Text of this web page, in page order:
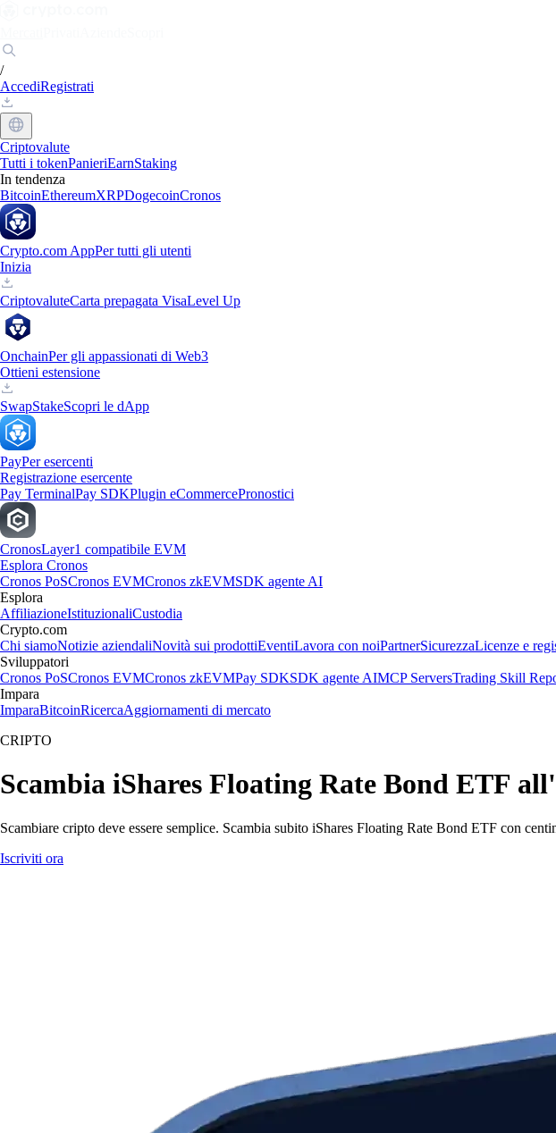
/
AccediRegistrati
Criptovalute
Tutti i tokenPanieriEarnStaking
In tendenza
BitcoinEthereumXRPDogecoinCronos
Crypto.com AppPer tutti gli utenti
Inizia
CriptovaluteCarta prepagata VisaLevel Up
OnchainPer gli appassionati di Web3
Ottieni estensione
SwapStakeScopri le dApp
PayPer esercenti
Registrazione esercente
Pay TerminalPay SDKPlugin eCommercePronostici
CronosLayer1 compatibile EVM
Esplora Cronos
Cronos PoSCronos EVMCronos zkEVMSDK agente AI
Esplora
AffiliazioneIstituzionaliCustodia
Crypto.com
Chi siamoNotizie aziendaliNovità sui prodottiEventiLavora con noiPartnerSicurezzaLicenze e
Sviluppatori
Cronos PoSCronos EVMCronos zkEVMPay SDKSDK agente AIMCP ServersTrading Skill
Impara
ImparaBitcoinRicercaAggiornamenti di mercato
CRIPTO
Scambia iShares Floating Rate Bond ETF
Scambiare cripto deve essere semplice. Scambia subito iShares Floating Rate Bond ETF con
Iscriviti ora